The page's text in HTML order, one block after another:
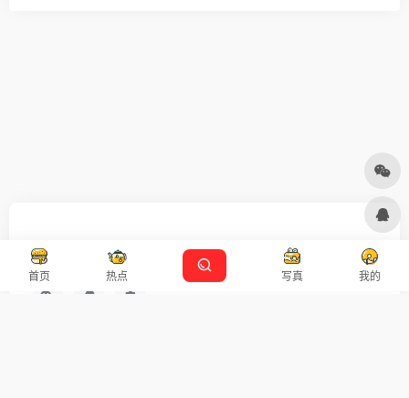
首页 热点 写真 我的
友链申请 免责声明 广告合作 设计师导航